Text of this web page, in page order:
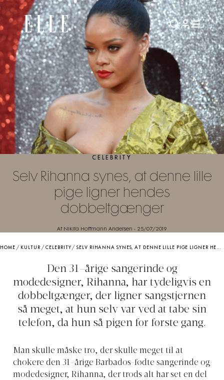
CELEBRITY
Selv Rihanna synes, at denne lille
pige ligner hendes
dobbeltgænger
Af Nikita Hoffmann Andersen - 25/07/2019
HOME / KULTUR/CELEBRITY /SELV RIHANNA SYNES, AT DENNE LILLE PIGE LIGNER HENDES DOBBELTGÆNGER
Den 31-årige sangerinde og
modedesigner, Rihanna, har tydeligvis en
dobbeltgænger, der ligner sangstjernen
så meget, at hun selv var ved at tabe sin
telefon, da hun så pigen for første gang.
Man skulle måske tro, der skulle meget til at
chokere den 31-årige Barbados-fødte sangerinde og
modedesigner, Rihanna, der trods alt har set en del